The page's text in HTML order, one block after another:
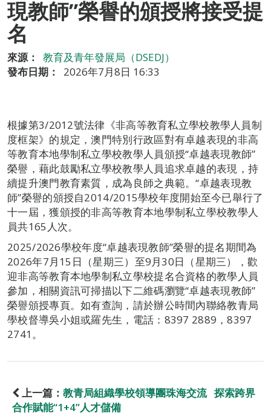
現教師”榮譽的頒授將接受提
名
來源：
教育及青年發展局（DSEDJ）
發布日期：
2026年7月8日 16:33
根據第3/2012號法律《非高等教育私立學校教學人員制
度框架》的規定，澳門特別行政區對有卓越表現的非高
等教育本地學制私立學校教學人員頒授“卓越表現教師”
榮譽，藉此鼓勵私立學校教學人員追求卓越的表現，持
續提升澳門教育素質，成為良師之典範。“卓越表現教
師”榮譽的頒授自2014/2015學校年度開始至今已舉行了
十一屆，獲頒授的非高等教育本地學制私立學校教學人
員共165人次。
2025/2026學校年度“卓越表現教師”榮譽的提名期間為
2026年7月15日（星期三）至9月30日（星期三），歡
迎非高等教育本地學制私立學校提名合資格的教學人員
參加，相關資訊可掃描以下二維碼瀏覽“卓越表現教師”
榮譽頒授專頁。如有查詢，請於辦公時間內聯絡教青局
學校督導吳小姐或羅先生，電話：8397 2889，8397
2741。
上一篇： 教青局組織學校領導團珠海交流 探索跨界
合作賦能“1+4”人才儲備